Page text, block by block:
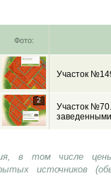
Фото:
Участок
2
Участок
в том числе
источников